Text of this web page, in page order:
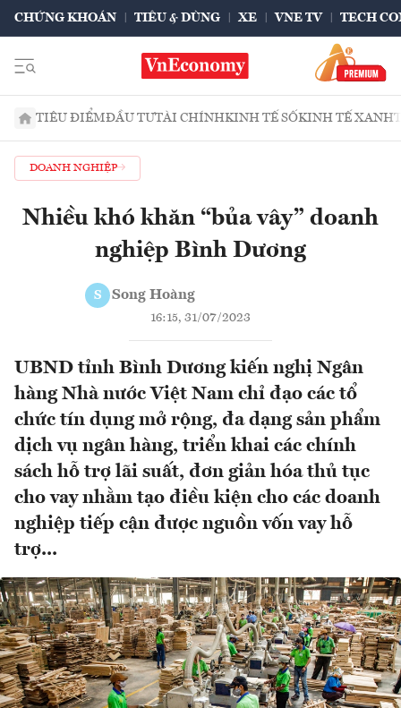
CHỨNG KHOÁN TIÊU & DÙNG XE VNE TV TECH
TIÊU ĐIỂMĐẦU TƯTÀI CHÍNHKINH TẾ SỐKINH TẾ XANH
DOANH NGHIỆP
Nhiều khó khăn “bủa vây” doanh
nghiệp Bình Dương
S Song Hoàng
16:15, 31/07/2023
UBND tỉnh Bình Dương kiến nghị Ngân
hàng Nhà nước Việt Nam chỉ đạo các tổ
chức tín dụng mở rộng, đa dạng sản phẩm
dịch vụ ngân hàng, triển khai các chính
sách hỗ trợ lãi suất, đơn giản hóa thủ tục
cho vay nhằm tạo điều kiện cho các doanh
nghiệp tiếp cận được nguồn vốn vay hỗ
trợ...